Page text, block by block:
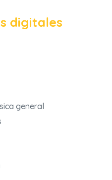
digitales
general